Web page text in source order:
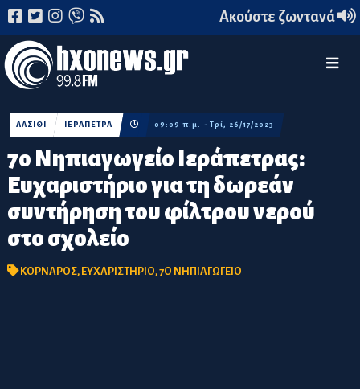
Ακούστε ζωντανά
7ο Νηπιαγωγείο Ιεράπετρας:
Ευχαριστήριο για τη δωρεάν
συντήρηση του φίλτρου νερού
στο σχολείο
ΛΑΣΙΘΙ ΙΕΡΑΠΕΤΡΑ 09:09 π.μ. - Τρί, 26/17/2023
ΚΟΡΝΑΡΟΣ, ΕΥΧΑΡΙΣΤΗΡΙΟ,7Ο ΝΗΠΙΑΓΩΓΕΙΟ